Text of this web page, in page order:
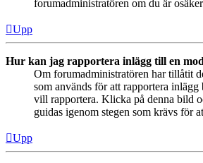
forumadministratören om du är
Upp
Hur kan jag rapportera inlägg till en
Om forumadministratören har tillåtit
som används för att rapportera
vill rapportera. Klicka på denna bild
guidas igenom stegen som krävs för
Upp